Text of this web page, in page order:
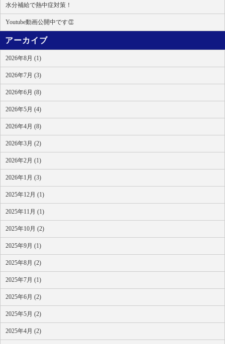
水分補給で熱中症対策！
Youtube動画公開中です👏
アーカイブ
2026年8月 (1)
2026年7月 (3)
2026年6月 (8)
2026年5月 (4)
2026年4月 (8)
2026年3月 (2)
2026年2月 (1)
2026年1月 (3)
2025年12月 (1)
2025年11月 (1)
2025年10月 (2)
2025年9月 (1)
2025年8月 (2)
2025年7月 (1)
2025年6月 (2)
2025年5月 (2)
2025年4月 (2)